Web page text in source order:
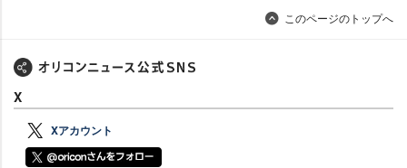
このページのトップへ
X
Xアカウント